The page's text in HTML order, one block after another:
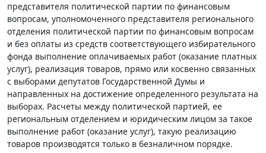
представителя политической партии по финансовым
вопросам, уполномоченного представителя регионального
отделения политической партии по финансовым вопросам
и без оплаты из средств соответствующего избирательного
фонда выполнение оплачиваемых работ (оказание платных
услуг), реализация товаров, прямо или косвенно связанных
с выборами депутатов Государственной Думы и
направленных на достижение определенного результата на
выборах. Расчеты между политической партией, ее
региональным отделением и юридическим лицом за такое
выполнение работ (оказание услуг), такую реализацию
товаров производятся только в безналичном порядке.